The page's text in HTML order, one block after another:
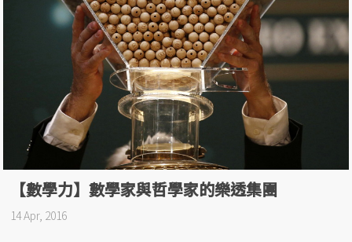
【數學力】數學家與哲學家的樂透集團
14 Apr, 2016